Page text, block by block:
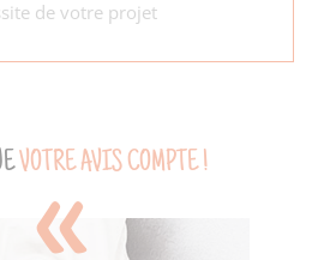
de votre projet
VOTRE AVIS COMPTE !